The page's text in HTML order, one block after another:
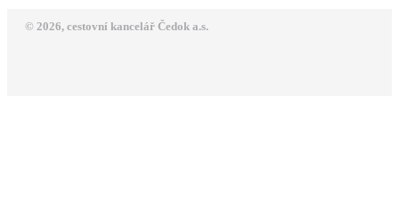
© 2026, cestovní kancelář Čedok a.s.